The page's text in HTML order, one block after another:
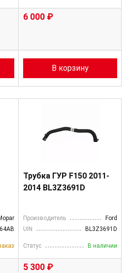
6 000 ₽
В корзину
Трубка ГУР F150 2011-
2014 BL3Z3691D
Производитель
Ford
UIN
BL3Z3691D
Статус В наличии
5 300 ₽